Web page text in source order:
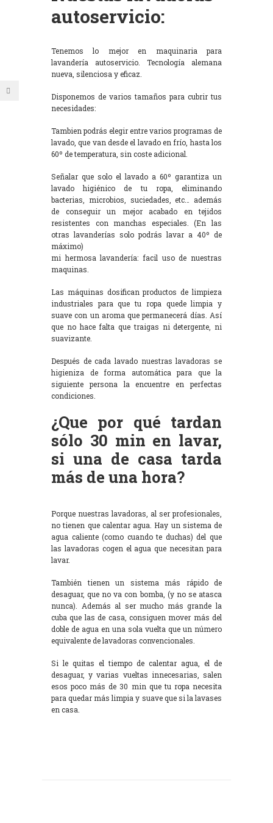
autoservicio:
Tenemos lo mejor en maquinaria para
lavandería autoservicio. Tecnología alemana
nueva, silenciosa y eficaz.
Disponemos de varios tamaños para cubrir tus
necesidades:
Tambien podrás elegir entre varios programas de
lavado, que van desde el lavado en frío, hasta los
60º de temperatura, sin coste adicional.
Señalar que solo el lavado a 60º garantiza un
lavado higiénico de tu ropa, eliminando
bacterias, microbios, suciedades, etc… además
de conseguir un mejor acabado en tejidos
resistentes con manchas especiales. (En las
otras lavanderías solo podrás lavar a 40º de
máximo)
mi hermosa lavandería: facil uso de nuestras
maquinas.
Las máquinas dosifican productos de limpieza
industriales para que tu ropa quede limpia y
suave con un aroma que permanecerá días. Así
que no hace falta que traigas ni detergente, ni
suavizante.
Después de cada lavado nuestras lavadoras se
higieniza de forma automática para que la
siguiente persona la encuentre en perfectas
condiciones.
¿Que por qué tardan
sólo 30 min en lavar,
si una de casa tarda
más de una hora?
Porque nuestras lavadoras, al ser profesionales,
no tienen que calentar agua. Hay un sistema de
agua caliente (como cuando te duchas) del que
las lavadoras cogen el agua que necesitan para
lavar.
También tienen un sistema más rápido de
desaguar, que no va con bomba, (y no se atasca
nunca). Además al ser mucho más grande la
cuba que las de casa, consiguen mover más del
doble de agua en una sola vuelta que un número
equivalente de lavadoras convencionales.
Si le quitas el tiempo de calentar agua, el de
desaguar, y varias vueltas innecesarias, salen
esos poco más de 30 min que tu ropa necesita
para quedar más limpia y suave que si la lavases
en casa.